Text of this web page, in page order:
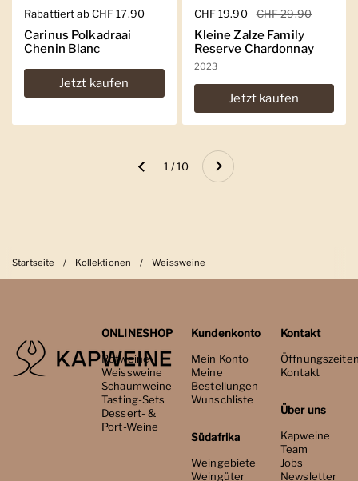
Regulärer Preis
Rabattiert ab CHF 17.90
Carinus Polkadraai
Chenin Blanc
Jetzt kaufen
Regulärer Preis
CHF 19.90 Sale-Preis
CHF 29.90
Kleine Zalze Family
Reserve Chardonnay
2023
Jetzt kaufen
Zurück 1 / 10 Weiter
Startseite / Kollektionen / Weissweine
ONLINESHOP
Rotweine
Weissweine
Schaumweine
Tasting-Sets
Dessert- &
Port-Weine
Kundenkonto
Mein Konto
Meine
Bestellungen
Wunschliste
Südafrika
Weingebiete
Weingüter
Kontakt
Kontakt
Über uns
Kapweine
Team
Jobs
Newsletter